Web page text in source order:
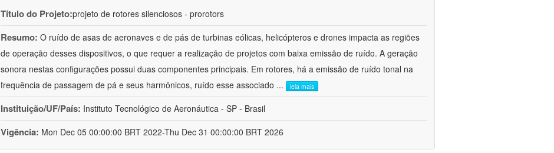
Título do Projeto:projeto de rotores silenciosos - prorotors
Resumo: O ruído de asas de aeronaves e de pás de turbinas eólicas, helicópteros e drones impacta as regiões
de operação desses dispositivos, o que requer a realização de projetos com baixa emissão de ruído. A geração
sonora nestas configurações possui duas componentes principais. Em rotores, há a emissão de ruído tonal na
frequência de passagem de pá e seus harmônicos, ruído esse associado ... leia mais
Instituição/UF/País: Instituto Tecnológico de Aeronáutica - SP - Brasil
Vigência: Mon Dec 05 00:00:00 BRT 2022-Thu Dec 31 00:00:00 BRT 2026